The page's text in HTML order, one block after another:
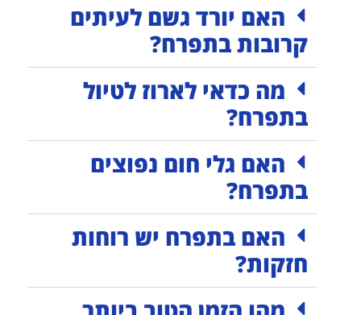
האם יורד גשם לעיתים
קרובות בתפרח?
מה כדאי לארוז לטיול
בתפרח?
האם גלי חום נפוצים
בתפרח?
האם בתפרח יש רוחות
חזקות?